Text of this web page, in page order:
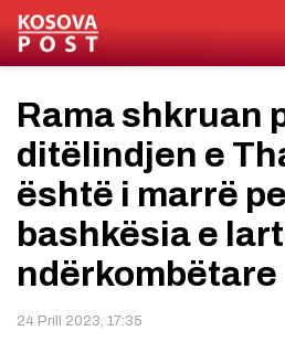
Rama shkruan
ditëlindjen e
është i marrë
bashkësia e
ndërkombëtare
24 Prill 2023, 17:35